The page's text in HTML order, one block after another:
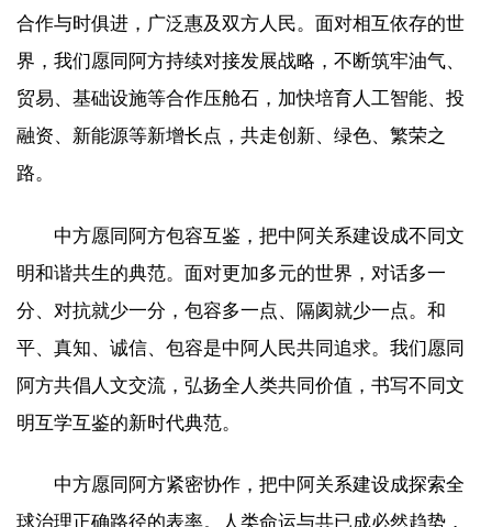
合作与时俱进，广泛惠及双方人民。面对相互依存的世
界，我们愿同阿方持续对接发展战略，不断筑牢油气、
贸易、基础设施等合作压舱石，加快培育人工智能、投
融资、新能源等新增长点，共走创新、绿色、繁荣之
路。
中方愿同阿方包容互鉴，把中阿关系建设成不同文
明和谐共生的典范。面对更加多元的世界，对话多一
分、对抗就少一分，包容多一点、隔阂就少一点。和
平、真知、诚信、包容是中阿人民共同追求。我们愿同
阿方共倡人文交流，弘扬全人类共同价值，书写不同文
明互学互鉴的新时代典范。
中方愿同阿方紧密协作，把中阿关系建设成探索全
球治理正确路径的表率。人类命运与共已成必然趋势，